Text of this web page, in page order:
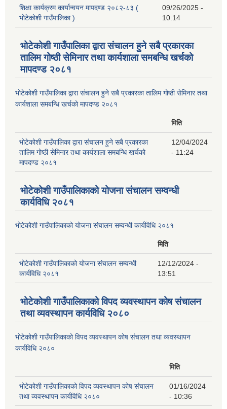
शिक्षा कार्यक्रम कार्यान्वयन मापदण्ड २०८२-८३ (
भोटेकोशी गाउँपालिका )
09/26/2025 -
10:14
भोटेकोशी गाउँपालिका द्वारा संचालन हुने सबै प्रकारका
तालिम गोष्ठी सेमिनार तथा कार्यशाला समबन्धि खर्चको
मापदण्ड २०८१
भोटेकोशी गाउँपालिका द्वारा संचालन हुने सबै प्रकारका तालिम गोष्ठी सेमिनार तथा
कार्यशाला समबन्धि खर्चको मापदण्ड २०८१
मिति
भोटेकोशी गाउँपालिका द्वारा संचालन हुने सबै प्रकारका
तालिम गोष्ठी सेमिनार तथा कार्यशाला समबन्धि खर्चको
मापदण्ड २०८१
12/04/2024
- 11:24
भोटेकोशी गाउँपालिकाको योजना संचालन सम्वन्धी
कार्यविधि २०८१
भोटेकोशी गाउँपालिकाको योजना संचालन सम्वन्धी कार्यविधि २०८१
मिति
भोटेकोशी गाउँपालिकाको योजना संचालन सम्वन्धी
कार्यविधि २०८१
12/12/2024 -
13:51
भोटेकोशी गाउँपालिकाको विपद व्यवस्थापन कोष संचालन
तथा व्यवस्थापन कार्यविधि २०८०
भोटेकोशी गाउँपालिकाको विपद व्यवस्थापन कोष संचालन तथा व्यवस्थापन
कार्यविधि २०८०
मिति
भोटेकोशी गाउँपालिकाको विपद व्यवस्थापन कोष संचालन
तथा व्यवस्थापन कार्यविधि २०८०
01/16/2024
- 10:36